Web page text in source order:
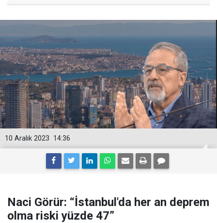
14:36
10 Aralık 2023
Naci Görür: “İstanbul'da her an deprem
olma riski yüzde 47”